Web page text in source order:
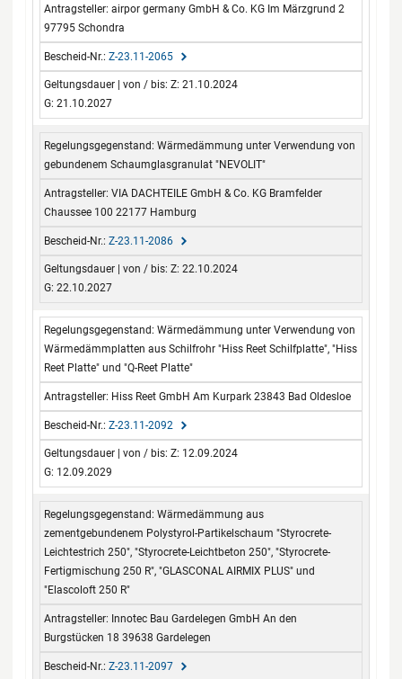
airpor germany GmbH & Co. KG Im Märzgrund 2
97795 Schondra
Z-23.11-2065
Z: 21.10.2024
G: 21.10.2027
Wärmedämmung unter Verwendung von
gebundenem Schaumglasgranulat "NEVOLIT"
VIA DACHTEILE GmbH & Co. KG Bramfelder
Chaussee 100 22177 Hamburg
Z-23.11-2086
Z: 22.10.2024
G: 22.10.2027
Wärmedämmung unter Verwendung von
Wärmedämmplatten aus Schilfrohr "Hiss Reet Schilfplatte", "Hiss
Reet Platte" und "Q-Reet Platte"
Hiss Reet GmbH Am Kurpark 23843 Bad Oldesloe
Z-23.11-2092
Z: 12.09.2024
G: 12.09.2029
Wärmedämmung aus
zementgebundenem Polystyrol-Partikelschaum "Styrocrete-
Leichtestrich 250", "Styrocrete-Leichtbeton 250", "Styrocrete-
Fertigmischung 250 R", "GLASCONAL AIRMIX PLUS" und
"Elascoloft 250 R"
Innotec Bau Gardelegen GmbH An den
Burgstücken 18 39638 Gardelegen
Z-23.11-2097